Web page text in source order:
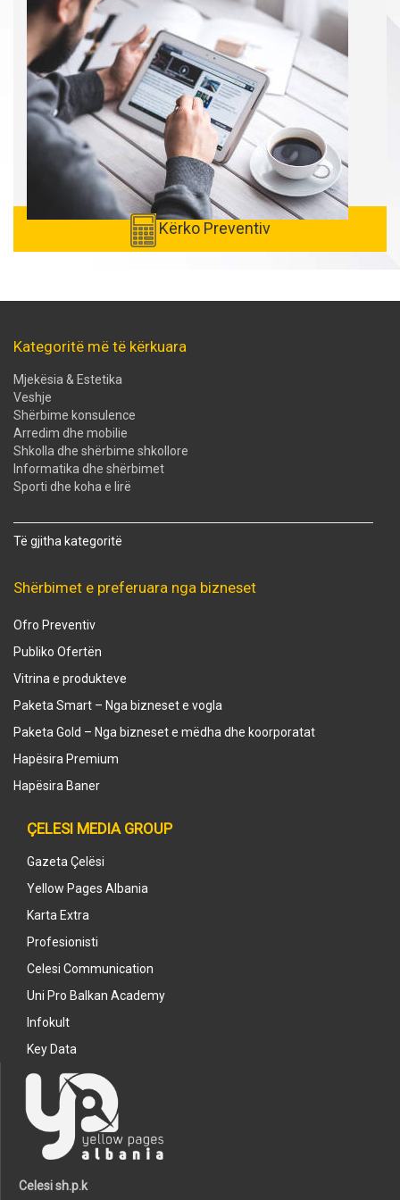
Kërko Preventiv
Kategoritë më të kërkuara
Mjekësia & Estetika
Veshje
Shërbime konsulence
Arredim dhe mobilie
Shkolla dhe shërbime shkollore
Informatika dhe shërbimet
Sporti dhe koha e lirë
Të gjitha kategoritë
Shërbimet e preferuara nga bizneset
Ofro Preventiv
Publiko Ofertën
Vitrina e produkteve
Paketa Smart – Nga bizneset e vogla
Paketa Gold – Nga bizneset e mëdha dhe koorporatat
Hapësira Premium
Hapësira Baner
ÇELESI MEDIA GROUP
Gazeta Çelësi
Yellow Pages Albania
Karta Extra
Profesionisti
Celesi Communication
Uni Pro Balkan Academy
Infokult
Key Data
Celesi sh.p.k